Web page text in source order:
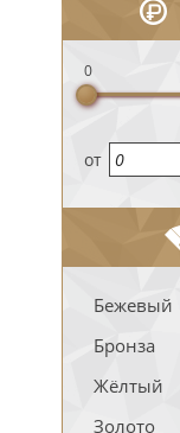
0
oт
Бежевый
Бронза
Жёлтый
Золото